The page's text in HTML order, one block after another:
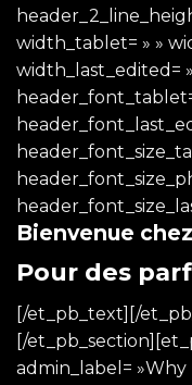
width_tablet= » »
width_last_edited=
Bienvenue
Pour des
[/et_pb_text][/
[/
admin_label= »Why